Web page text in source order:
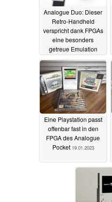
Analogue Duo: Dieser
Retro-Handheld
verspricht dank FPGAs
eine besonders
getreue Emulation
18.05.2023
Eine Playstation passt
offenbar fast in den
FPGA des Analogue
Pocket 19.01.2023